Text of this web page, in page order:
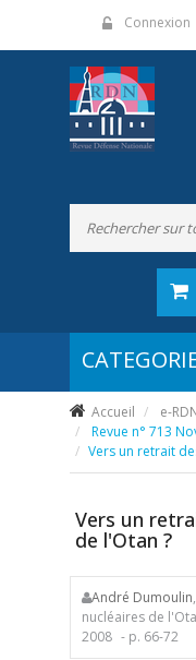
Connexion
Accueil
e-
Revue n° 713
Vers un retrait
Vers un
de l'Otan ?
André Dumoulin
nucléaires de
2008 - p. 66-72